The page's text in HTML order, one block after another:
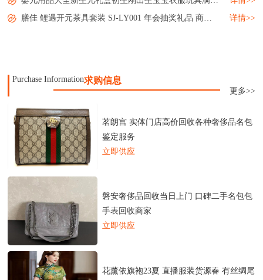
膳佳 鲤遇开元茶具套装 SJ-LY001 年会抽奖礼品 商务送礼 小礼品 MY-SJJJ-L5-05...
详情>>
Purchase Information求购信息
更多>>
茗朗宫 实体门店高价回收各种奢侈品名包
鉴定服务
立即供应
磐安奢侈品回收当日上门 口碑二手名包包
手表回收商家
立即供应
花薰依旗袍23夏 直播服装货源春 有丝绸尾